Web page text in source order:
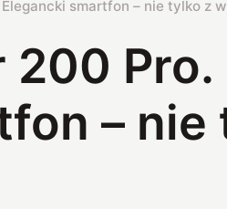
smartfon – nie tylko z
200 Pro.
– nie